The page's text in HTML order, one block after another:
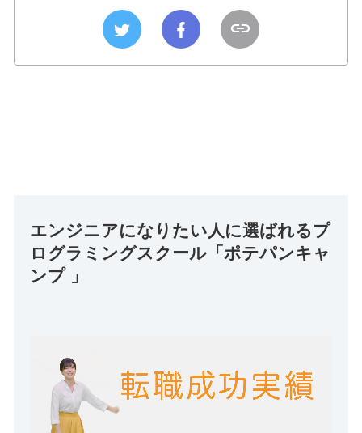
エンジニアになりたい人に選ばれるプ
ログラミングスクール「ポテパンキャ
ンプ 」